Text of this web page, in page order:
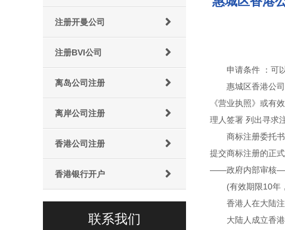
注册开曼公司
注册BVI公司
离岛公司注册
离岸公司注册
香港公司注册
香港银行开户
联系我们
申请条件 ：可
惠城区香港公
《营业执照》或有
理人签署 列出寻求
商标注册委托
提交商标注册的正
——政府内部审核
(有效期限10年
香港人在大陆
大陆人成立香